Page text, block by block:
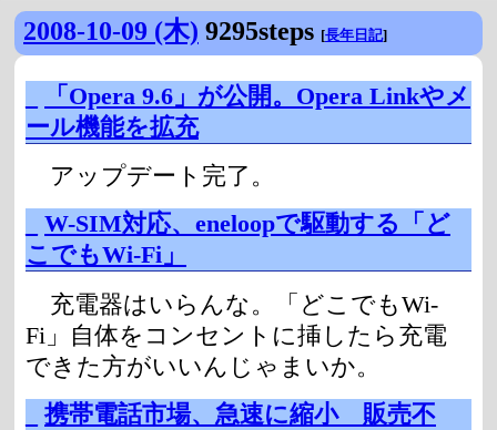
2008-10-09 (木) 9295steps [長年日記]
「Opera 9.6」が公開。Opera Linkやメ
ール機能を拡充
アップデート完了。
W-SIM対応、eneloopで駆動する「ど
こでもWi-Fi」
充電器はいらんな。「どこでもWi-
Fi」自体をコンセントに挿したら充電
できた方がいいんじゃまいか。
携帯電話市場、急速に縮小 販売不